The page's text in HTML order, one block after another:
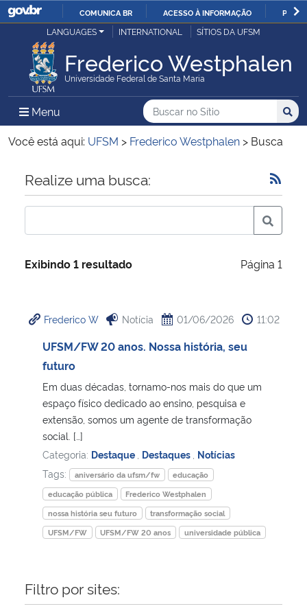
IR
O
COMUNICA BR ACESSO À INFORMAÇÃO
Ministério da Justiça e Segurança Pública
Ministério da Defesa
Ministério das Relações Exteriores
Ministério da Economia
Ministério da Infraestrutura
Ministério da Cidadania
Ministério de Minas e Energia
Ministério da Ciência, Tecnologia, Inovações e Comunicações
Ministério do Meio Ambiente
Ministério do Turismo
Ministério do Desenvolvimento Regional
LANGUAGES INTERNATIONAL SÍTIOS DA UFSM
Frederico Westphalen
Universidade Federal de Santa Maria
Menu Menu Principal do Sítio
Busca
Buscar no no Sítio
Busca:
Você está aqui: UFSM > Frederico Westphalen > Busca
Início do conteúdo
Realize uma busca:
Exibindo 1 resultado Página 1
Frederico W Notícia 01/06/2026 11:02
UFSM/FW 20 anos. Nossa história, seu
futuro
Em duas décadas, tornamo-nos mais do que um
espaço físico dedicado ao ensino, pesquisa e
extensão, somos um agente de transformação
social. […]
Categoria: Destaque Destaques Notícias
Tags:
aniversário da ufsm/fw
educação
educação pública
Frederico Westphalen
nossa história seu futuro
transformação social
UFSM/FW
UFSM/FW 20 anos universidade pública
Filtro por sites: